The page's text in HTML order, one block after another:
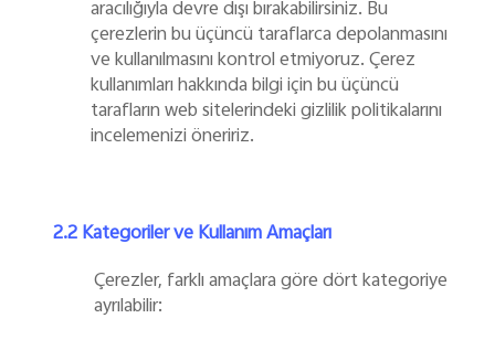
aracılığıyla devre dışı bırakabilirsiniz. Bu
çerezlerin bu üçüncü taraflarca depolanmasını
ve kullanılmasını kontrol etmiyoruz. Çerez
kullanımları hakkında bilgi için bu üçüncü
tarafların web sitelerindeki gizlilik politikalarını
incelemenizi öneririz.
2.2 Kategoriler ve Kullanım Amaçları
Çerezler, farklı amaçlara göre dört kategoriye
ayrılabilir: